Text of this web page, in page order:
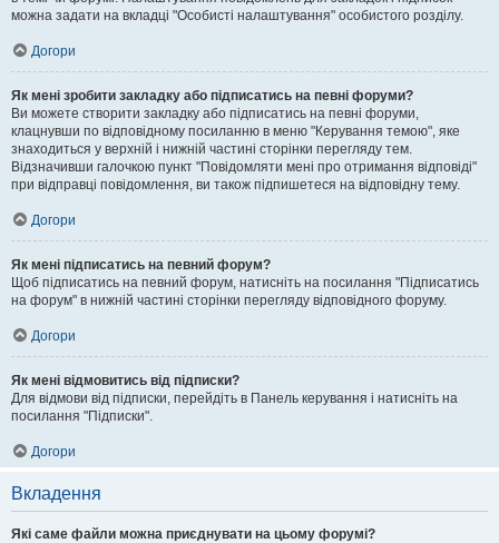
можна задати на вкладці "Особисті налаштування" особистого розділу.
Догори
Як мені зробити закладку або підписатись на певні форуми?
Ви можете створити закладку або підписатись на певні форуми,
клацнувши по відповідному посиланню в меню "Керування темою", яке
знаходиться у верхній і нижній частині сторінки перегляду тем.
Відзначивши галочкою пункт "Повідомляти мені про отримання відповіді"
при відправці повідомлення, ви також підпишетеся на відповідну тему.
Догори
Як мені підписатись на певний форум?
Щоб підписатись на певний форум, натисніть на посилання "Підписатись
на форум" в нижній частині сторінки перегляду відповідного форуму.
Догори
Як мені відмовитись від підписки?
Для відмови від підписки, перейдіть в Панель керування і натисніть на
посилання "Підписки".
Догори
Вкладення
Які саме файли можна приєднувати на цьому форумі?